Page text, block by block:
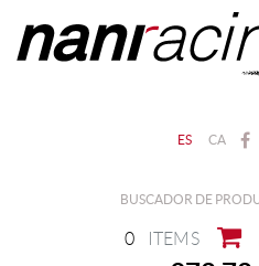
ES CA
BUSCADOR DE
0 ITEMS